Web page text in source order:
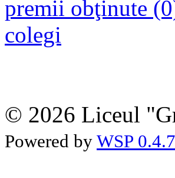
premii obţinute
colegi
© 2026 Liceul
Powered by WSP 0.4.7